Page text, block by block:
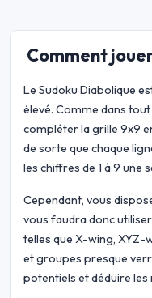
Comment
Le Sudoku Diabolique
élevé. Comme dans tout
compléter la grille 9x9
de sorte que chaque
les chiffres de 1 à 9 une
Cependant, vous
vous faudra donc
telles que X-wing, XYZ-
et groupes presque
potentiels et déduire les